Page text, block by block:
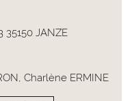
35150 JANZE
Charlène ERMINE